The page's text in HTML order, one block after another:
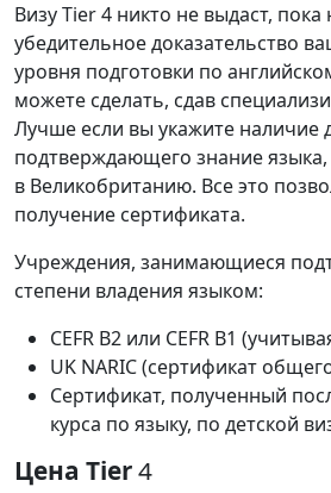
Визу Tier 4 никто не выдаст, пока
убедительное доказательство
уровня подготовки по
можете сделать, сдав
Лучше если вы укажите наличие
подтверждающего знание
в Великобританию. Все это
получение сертификата.
Учреждения, занимающиеся
степени владения языком:
CEFR В2 или CEFR В1
UK NARIC (сертификат
Сертификат, полученный
курса по языку, по детской
Цена Tier4